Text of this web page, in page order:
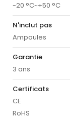
-20 °C~+50 °C
N'inclut pas
Ampoules
Garantie
3 ans
Certificats
CE
RoHS